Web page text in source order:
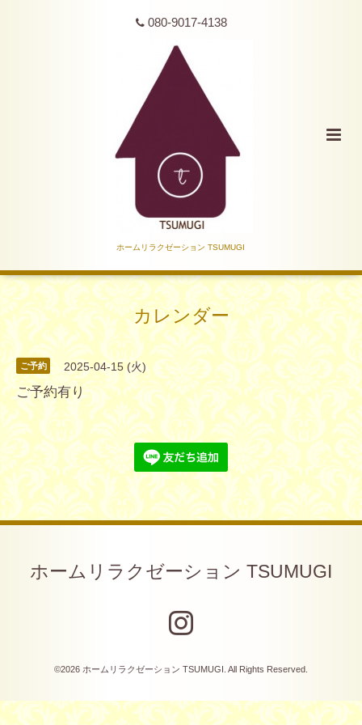
080-9017-4138
ホームリラクゼーション TSUMUGI
カレンダー
ご予約 2025-04-15 (火)
ご予約有り
ホームリラクゼーション TSUMUGI
©2026 ホームリラクゼーション TSUMUGI . All Rights Reserved.